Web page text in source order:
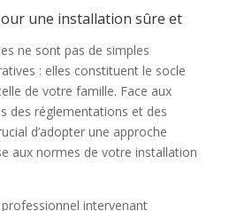
une installation sûre et
ne sont pas de simples
: elles constituent le socle
de votre famille. Face aux
des réglementations et des
d’adopter une approche
aux normes de votre installation
professionnel intervenant